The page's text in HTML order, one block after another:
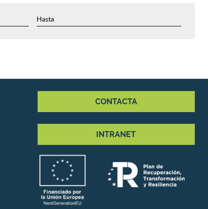
CONTACTA
INTRANET